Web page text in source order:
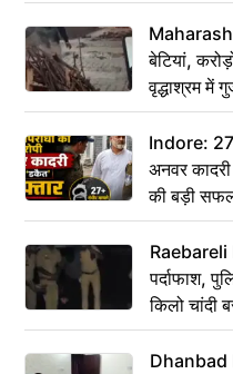
बेटियां,
वृद्धाश्रम में
कहा– अंतिम
Indore: 27
अनवर कादरी
की बड़ी
Raebareli
पर्दाफाश,
किलो चांदी
Dhanbad